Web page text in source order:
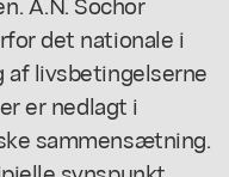
det nationale i
af livsbetingelserne
er nedlagt i
sammensætning.